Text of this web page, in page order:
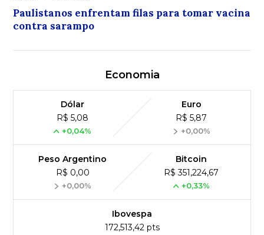
Paulistanos enfrentam filas para tomar vacina
contra sarampo
Economia
Dólar
R$ 5,08
+0,04%
Euro
R$ 5,87
+0,00%
Peso Argentino
R$ 0,00
+0,00%
Bitcoin
R$ 351,224,67
+0,33%
Ibovespa
172,513,42 pts